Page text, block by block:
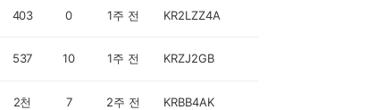
403 0 1주 전 KR2LZZ4A
537 10 1주 전 KRZJ2GB
2천 7 2주 전 KRBB4AK